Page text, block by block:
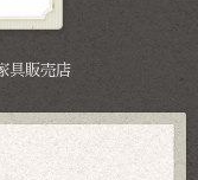
具販売店